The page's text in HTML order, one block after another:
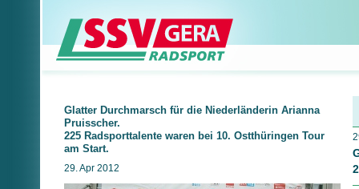
Glatter Durchmarsch für die Niederländerin Arianna
Pruisscher.
225 Radsporttalente waren bei 10. Ostthüringen Tour
am Start.
29. Apr 2012